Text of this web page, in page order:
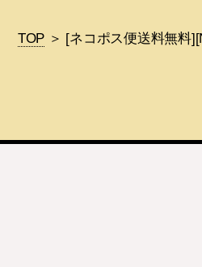
TOP ＞ [ネコポス便送料無料